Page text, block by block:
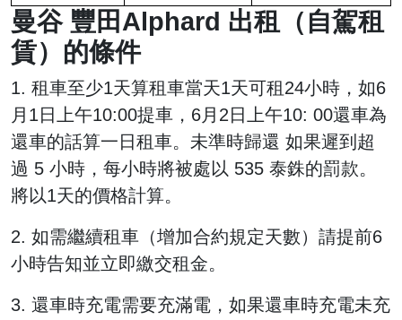
曼谷 豐田Alphard 出租（自駕租
賃）的條件
1. 租車至少1天算租車當天1天可租24小時，如6
月1日上午10:00提車，6月2日上午10: 00還車為
還車的話算一日租車。未準時歸還 如果遲到超
過 5 小時，每小時將被處以 535 泰銖的罰款。
將以1天的價格計算。
2. 如需繼續租車（增加合約規定天數）請提前6
小時告知並立即繳交租金。
3. 還車時充電需要充滿電，如果還車時充電未充